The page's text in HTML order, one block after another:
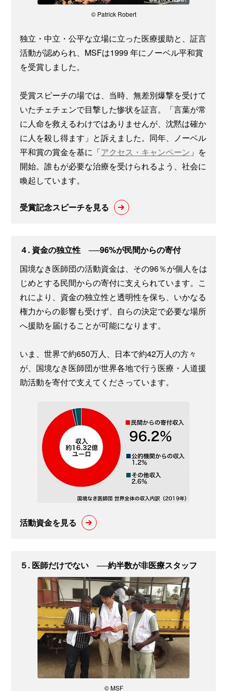
独立・中立・公平な立場に立った医療援助と、証言
活動が認められ、MSFは1999 年にノーベル平和賞
を受賞しました。
受賞スピーチの場では、当時、無差別爆撃を受けて
いたチェチェンで目撃した惨状を証言。「言葉が常
に人命を救えるわけではありませんが、沈黙は確か
に人を殺し得ます」と訴えました。同年、ノーベル
平和賞の賞金を基に「アクセス・キャンペーン 」を
開始。誰もが必要な治療を受けられるよう、社会に
喚起しています。
© Patrick Robert
受賞記念スピーチを見る
４. 資金の独立性 ──96%が民間からの寄付
国境なき医師団の活動資金は、その96％が個人をは
じめとする民間からの寄付に支えられています。こ
れにより、資金の独立性と透明性を保ち、いかなる
権力からの影響も受けず、自らの決定で必要な場所
へ援助を届けることが可能になります。
いま、世界で約650万人、日本で約42万人の方々
が、国境なき医師団が世界各地で行う医療・人道援
助活動を寄付で支えてくださっています。
活動資金を見る
５. 医師だけでない ──約半数が非医療スタッフ
© MSF